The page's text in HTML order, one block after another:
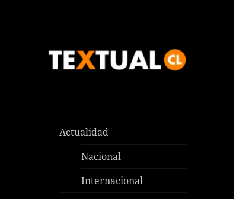
Actualidad
Nacional
Internacional